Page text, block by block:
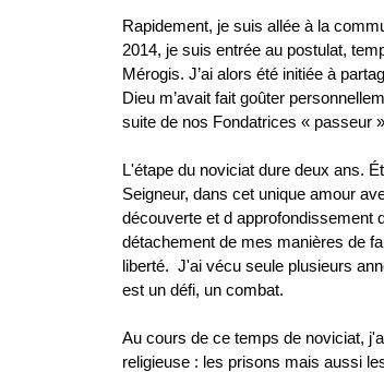
Rapidement, je suis allée à la
2014, je suis entrée au postulat,
Mérogis. J’ai alors été initiée à
Dieu m’avait fait goûter
suite de nos Fondatrices « passeur
L'étape du noviciat dure deux ans.
Seigneur, dans cet unique amour
découverte et d approfondissement
détachement de mes manières de
liberté. J'ai vécu seule plusieurs
est un défi, un combat.
Au cours de ce temps de noviciat,
religieuse : les prisons mais aussi